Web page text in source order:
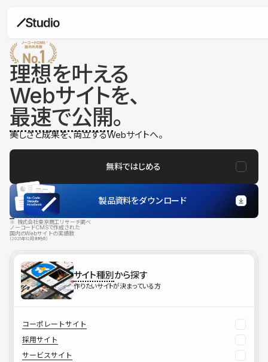
理想を叶える
Webサイトを、
最速で公開。
美しさと成果を、両立するWebサイトへ。
無料ではじめる
製品資料をダウンロード
※ 株式会社東京商工リサーチ調べ
ノーコードCMSで作成された
国内のWebサイトの実績数
（2025年12月末時点）
サイト種別から探す
作りたいサイトが決まっている方
コーポレートサイト
採用サイト
サービスサイト